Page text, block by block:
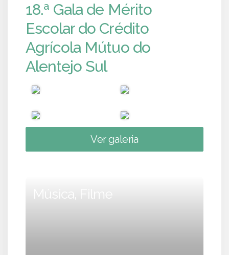
18.ª Gala de Mérito
Escolar do Crédito
Agrícola Mútuo do
Alentejo Sul
Ver galeria
Música, Filme